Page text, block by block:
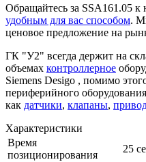
Обращайтесь за SSA161.05
удобным для вас способом.
ценовое предложение на
ГК "У2" всегда держит на
объемах контроллерное
Siemens Desigo , помимо
периферийного
как датчики, клапаны,
Характеристики
Время
позиционирования
25